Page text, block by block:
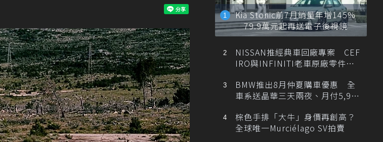
Kia Stonic前7月銷量年增145%
79.9萬元起再送電子後視鏡
NISSAN推經典車回廠專案 CEF
IRO與INFINITI老車原廠零件最
BMW推出8月仲夏購車優惠 全
車系送晶華三天兩夜、月付5,900
棕色手排「大牛」身價再創高？
全球唯一Murciélago SV拍賣